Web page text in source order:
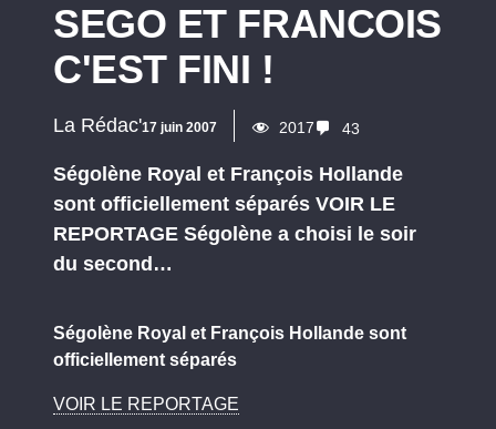
SEGO ET FRANCOIS
C'EST FINI !
La Rédac'17 juin 2007 2017 43
Ségolène Royal et François Hollande
sont officiellement séparés VOIR LE
REPORTAGE Ségolène a choisi le soir
du second…
Ségolène Royal et François Hollande sont
officiellement séparés
VOIR LE REPORTAGE